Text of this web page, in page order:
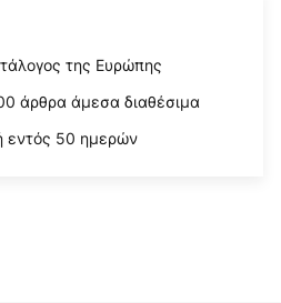
της Ευρώπης
άρθρα άμεσα διαθέσιμα
εντός 50 ημερών